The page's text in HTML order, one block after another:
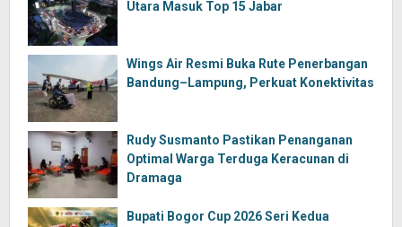
Utara Masuk Top 15 Jabar
Wings Air Resmi Buka Rute Penerbangan
Bandung–Lampung, Perkuat Konektivitas
Rudy Susmanto Pastikan Penanganan
Optimal Warga Terduga Keracunan di
Dramaga
Bupati Bogor Cup 2026 Seri Kedua